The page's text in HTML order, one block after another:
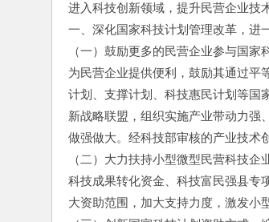
进入科技创新领域，提升民营企业技
一、深化国家科技计划管理改革，进
（一）鼓励更多的民营企业参与国
为民营企业提供便利，鼓励其通过平
计划、支撑计划、科技惠民计划等国
新战略联盟，组织实施产业带动力强
做强做大。经科技部审核的产业技术
（二）大力扶持小型微型民营科技
科技成果转化资金、科技富民强县专
大资助范围，加大支持力度，激发小